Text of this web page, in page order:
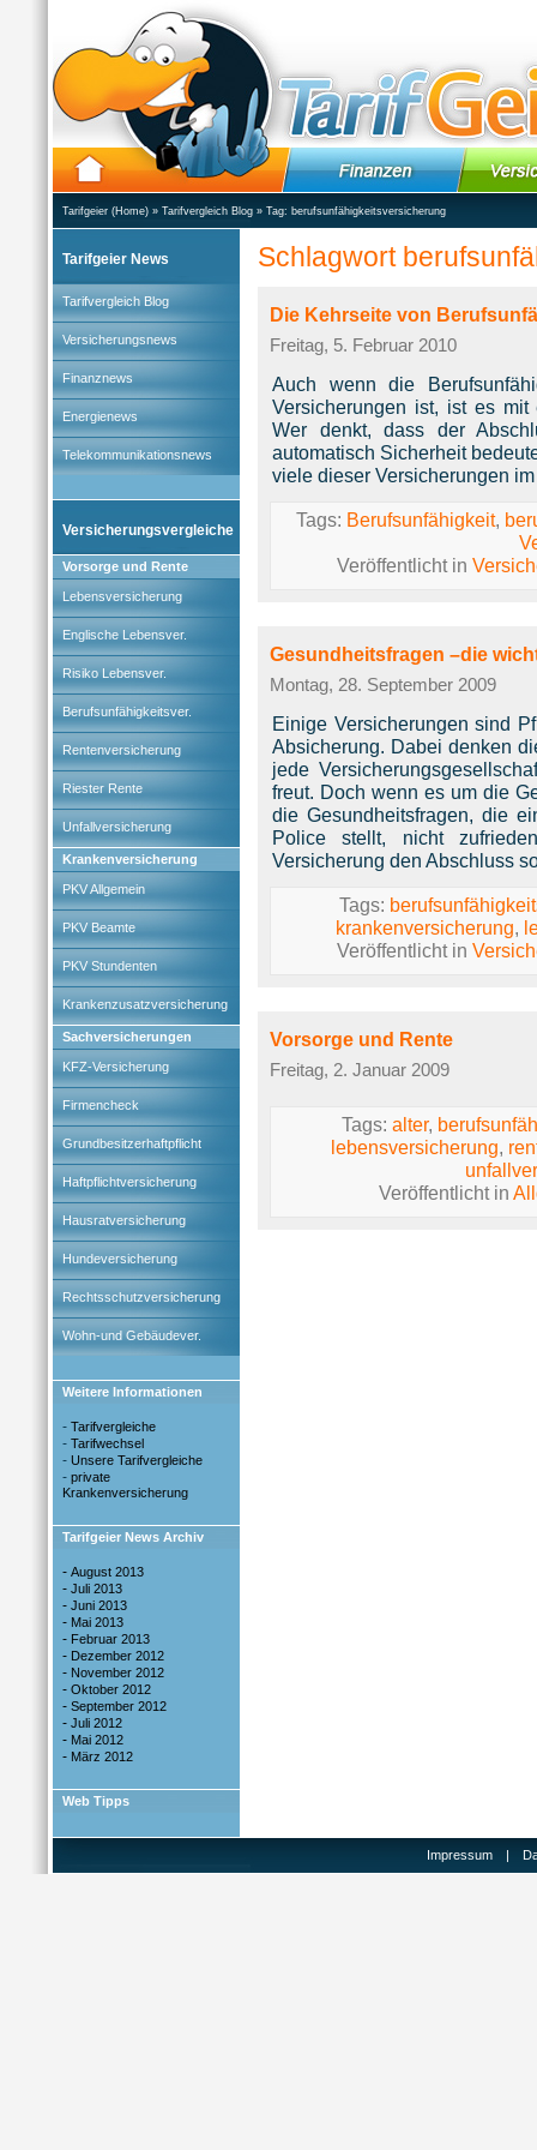
Tarifgeier (Home) » Tarifvergleich Blog » Tag: berufsunfähigkeitsversicherung
Tarifgeier News
Tarifvergleich Blog
Versicherungsnews
Finanznews
Energienews
Telekommunikationsnews
Versicherungsvergleiche
Vorsorge und Rente
Lebensversicherung
Englische Lebensver.
Risiko Lebensver.
Berufsunfähigkeitsver.
Rentenversicherung
Riester Rente
Unfallversicherung
Krankenversicherung
PKV Allgemein
PKV Beamte
PKV Stundenten
Krankenzusatzversicherung
Sachversicherungen
KFZ-Versicherung
Firmencheck
Grundbesitzerhaftpflicht
Haftpflichtversicherung
Hausratversicherung
Hundeversicherung
Rechtsschutzversicherung
Wohn-und Gebäudever.
Weitere Informationen
- Tarifvergleiche
- Tarifwechsel
- Unsere Tarifvergleiche
- private
Krankenversicherung
Tarifgeier News Archiv
- August 2013
- Juli 2013
- Juni 2013
- Mai 2013
- Februar 2013
- Dezember 2012
- November 2012
- Oktober 2012
- September 2012
- Juli 2012
- Mai 2012
- März 2012
Web Tipps
Schlagwort
Die Kehrseite von
Freitag, 5. Februar 2010
Auch wenn die
Versicherungen ist, ist es
Wer denkt, dass der
automatisch Sicherheit
viele dieser Versicherungen
Tags: Berufsunfähigkeit,
Veröffentlicht in
Gesundheitsfragen –die
Montag, 28. September 2009
Einige Versicherungen sind
Absicherung. Dabei denken
jede
freut. Doch wenn es um die
die Gesundheitsfragen, die
Police stellt, nicht
Versicherung den Abschluss
Tags:
krankenversicherung,
Veröffentlicht in
Vorsorge und Rente
Freitag, 2. Januar 2009
Tags: alter,
lebensversicherung,
Veröffentlicht in
Impressum |